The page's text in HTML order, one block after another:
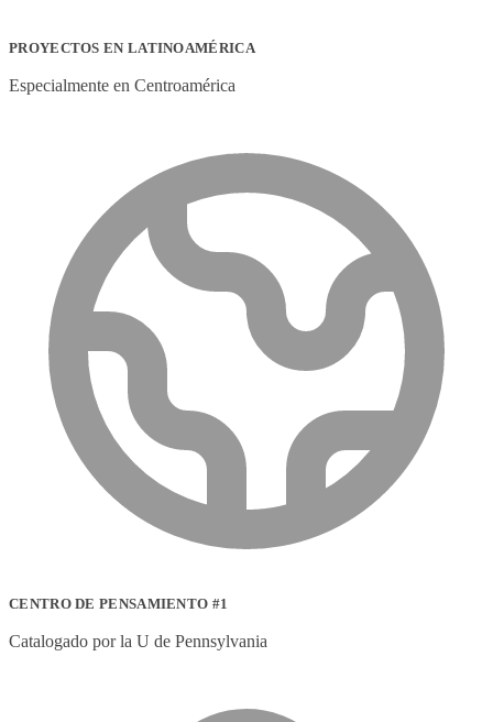
PROYECTOS EN LATINOAMÉRICA
Especialmente en Centroamérica
CENTRO DE PENSAMIENTO #1
Catalogado por la U de Pennsylvania